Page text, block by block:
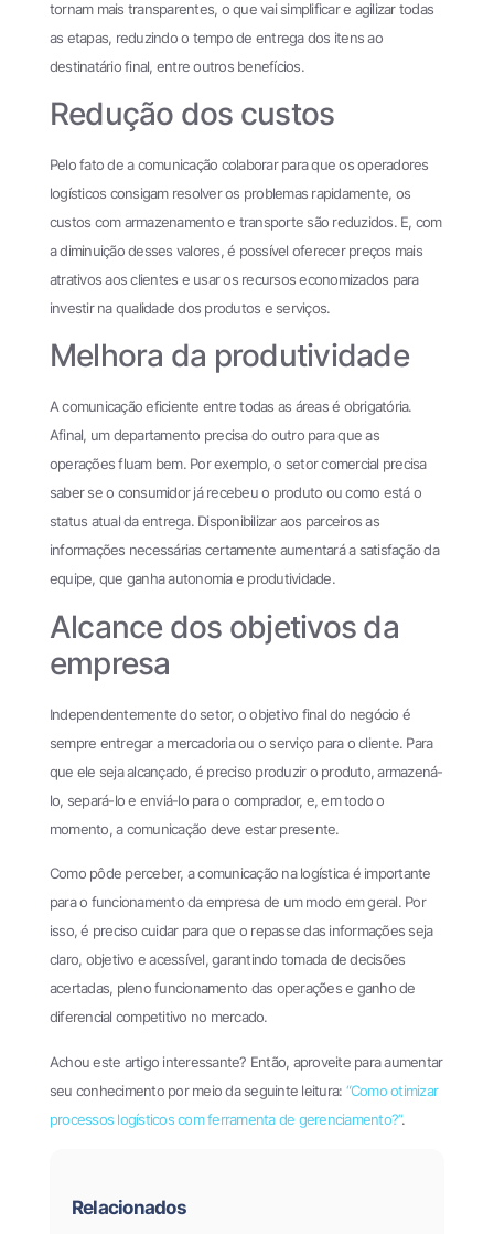
tornam mais transparentes, o que vai simplificar e agilizar todas
as etapas, reduzindo o tempo de entrega dos itens ao
destinatário final, entre outros benefícios.
Redução dos custos
Pelo fato de a comunicação colaborar para que os operadores
logísticos consigam resolver os problemas rapidamente, os
custos com armazenamento e transporte são reduzidos. E, com
a diminuição desses valores, é possível oferecer preços mais
atrativos aos clientes e usar os recursos economizados para
investir na qualidade dos produtos e serviços.
Melhora da produtividade
A comunicação eficiente entre todas as áreas é obrigatória.
Afinal, um departamento precisa do outro para que as
operações fluam bem. Por exemplo, o setor comercial precisa
saber se o consumidor já recebeu o produto ou como está o
status atual da entrega. Disponibilizar aos parceiros as
informações necessárias certamente aumentará a satisfação da
equipe, que ganha autonomia e produtividade.
Alcance dos objetivos da
empresa
Independentemente do setor, o objetivo final do negócio é
sempre entregar a mercadoria ou o serviço para o cliente. Para
que ele seja alcançado, é preciso produzir o produto, armazená-
lo, separá-lo e enviá-lo para o comprador, e, em todo o
momento, a comunicação deve estar presente.
Como pôde perceber, a comunicação na logística é importante
para o funcionamento da empresa de um modo em geral. Por
isso, é preciso cuidar para que o repasse das informações seja
claro, objetivo e acessível, garantindo tomada de decisões
acertadas, pleno funcionamento das operações e ganho de
diferencial competitivo no mercado.
Achou este artigo interessante? Então, aproveite para aumentar
seu conhecimento por meio da seguinte leitura: “Como otimizar
processos logísticos com ferramenta de gerenciamento?”.
Relacionados